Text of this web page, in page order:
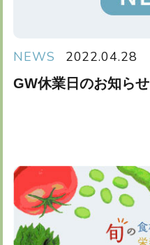
NEWS 2022.04.28
GW休業日のお知らせ